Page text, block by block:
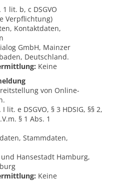
lit. b, c DSGVO
Verpflichtung)
Kontaktdaten,
GmbH, Mainzer
Deutschland.
Keine
von Online-
lit. e DSGVO, § 3 HDSIG, §§ 2,
§ 1 Abs. 1
Stammdaten,
und Hansestadt Hamburg,
Keine